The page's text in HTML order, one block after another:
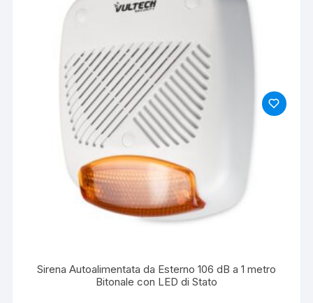
Sirena Autoalimentata da Esterno 106 dB a 1 metro
Bitonale con LED di Stato